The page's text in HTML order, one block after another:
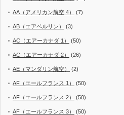
AA（アメリカン航空 4） (7)
AB（エアベルリン） (3)
AC（エアーカナダ 1） (50)
AC（エアーカナダ 2） (26)
AE（マンダリン航空） (2)
AF（エールフランス 1） (50)
AF（エールフランス 2） (50)
AF（エールフランス 3） (50)